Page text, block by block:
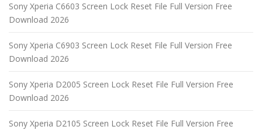
Sony Xperia C6603 Screen Lock Reset File Full Version Free
Download 2026
Sony Xperia C6903 Screen Lock Reset File Full Version Free
Download 2026
Sony Xperia D2005 Screen Lock Reset File Full Version Free
Download 2026
Sony Xperia D2105 Screen Lock Reset File Full Version Free